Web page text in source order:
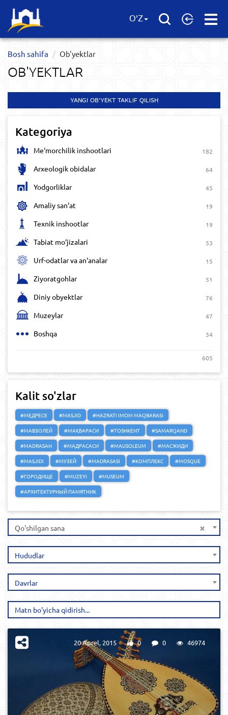
Open
O'Z
Bosh sahifa Ob'yektlar​
OB'YEKTLAR​
YANGI OB'YEKT TAKLIF QILISH
Kategoriya
Me‘morchilik inshootlari 182
Arxeologik obidalar 64
Yodgorliklar 45
Amaliy san‘at 19
Texnik inshootlar 19
Tabiat mo‘jizalari 53
Urf-odatlar va an‘analar 15
Ziyoratgohlar 51
Diniy obyektlar 76
Muzeylar 47
Boshqa 34
605
Kalit so'zlar
#МЕДРЕСЕ #MASJID
#HAZRATI IMOM MAQBARASI
#МАВЗОЛЕЙ
#МАҚБАРАСИ #TOSHKENT
#SAMARQAND
#MADRASAH
#МАДРАСАСИ #MAUSOLEUM
#МАСЖИДИ
#MASJIDI
#МУЗЕЙ #MADRASASI #КОМПЛЕКС
#MOSQUE
#ГОРОДИЩЕ
#MUZEYI
#MUSEUM
#АРХИТЕКТУРНЫЙ ПАМЯТНИК
×
Qo'shilgan sana
Hududlar
Davrlar
20 Aprel, 2015 0 0 46974